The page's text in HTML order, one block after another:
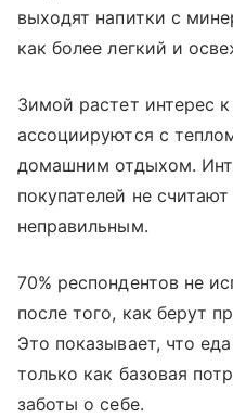
выходят напитки с
как более легкий и
Зимой растет интерес
ассоциируются с
домашним отдыхом.
покупателей не
неправильным.
70% респондентов не
после того, как берут
Это показывает, что
только как базовая
заботы о себе.